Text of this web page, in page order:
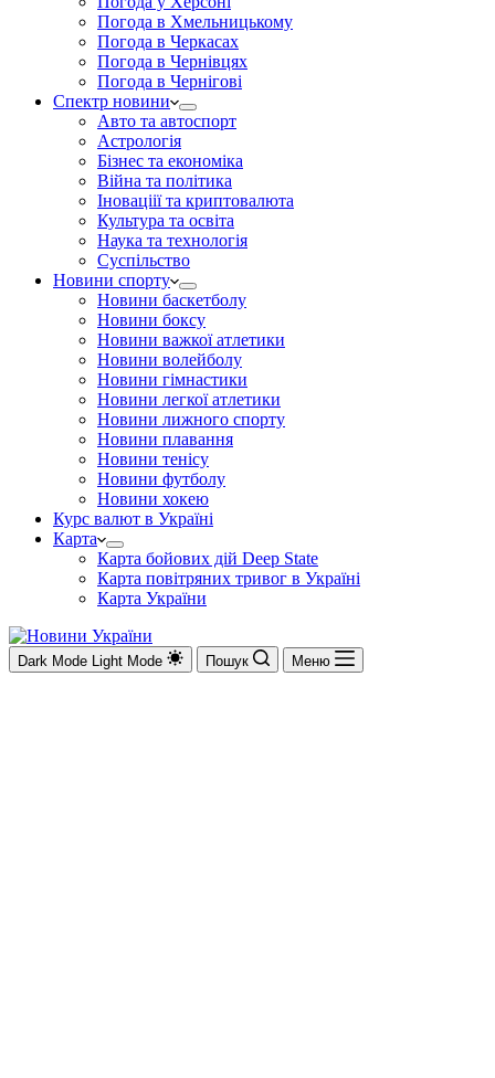
Погода в Хмельницькому
Погода в Черкасах
Погода в Чернівцях
Погода в Чернігові
Спектр новини
Авто та автоспорт
Астрологія
Бізнес та економіка
Війна та політика
Іноваціії та криптовалюта
Культура та освіта
Наука та технологія
Суспільство
Новини спорту
Новини баскетболу
Новини боксу
Новини важкої атлетики
Новини волейболу
Новини гімнастики
Новини легкої атлетики
Новини лижного спорту
Новини плавання
Новини тенісу
Новини футболу
Новини хокею
Курс валют в Україні
Карта
Карта бойових дій Deep State
Карта повітряних тривог в Україні
Карта України
Dark Mode Light Mode Пошук Меню